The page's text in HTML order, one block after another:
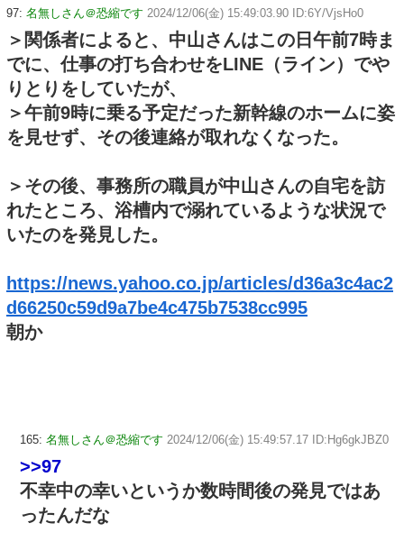
97: 名無しさん＠恐縮です 2024/12/06(金) 15:49:03.90 ID:6Y/VjsHo0
＞関係者によると、中山さんはこの日午前7時ま
でに、仕事の打ち合わせをLINE（ライン）でや
りとりをしていたが、
＞午前9時に乗る予定だった新幹線のホームに姿
を見せず、その後連絡が取れなくなった。
＞その後、事務所の職員が中山さんの自宅を訪
れたところ、浴槽内で溺れているような状況で
いたのを発見した。
https://news.yahoo.co.jp/articles/d36a3c4ac2
d66250c59d9a7be4c475b7538cc995
朝か
165: 名無しさん＠恐縮です 2024/12/06(金) 15:49:57.17 ID:Hg6gkJBZ0
>>97
不幸中の幸いというか数時間後の発見ではあ
ったんだな